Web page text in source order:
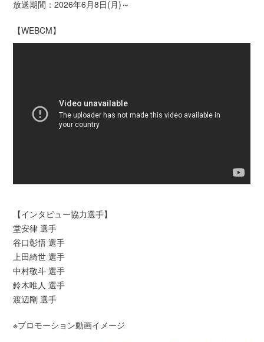
放送期間：2026年6月8日(月)～
【WEBCM】
【インタビュー協力選手】
堂安律 選手
谷口彰悟 選手
上田綺世 選手
中村敬斗 選手
鈴木唯人 選手
渡辺剛 選手
※プロモーション動画イメージ